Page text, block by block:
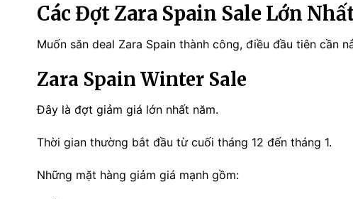
Các Đợt Zara Spain Sale Lớn
Muốn săn deal Zara Spain thành công, điều đầu tiên cần
Zara Spain Winter Sale
Đây là đợt giảm giá lớn nhất năm.
Thời gian thường bắt đầu từ cuối tháng 12 đến tháng 1.
Những mặt hàng giảm giá mạnh gồm: